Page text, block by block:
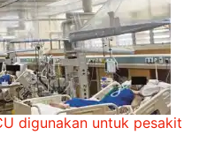
digunakan untuk pesakit